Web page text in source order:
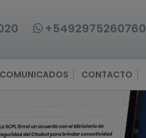
+5492975260760
COMUNICADOS CONTACTO